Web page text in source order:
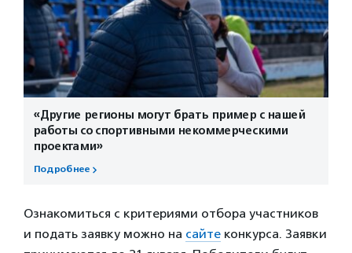
«Другие регионы могут брать пример с нашей
работы со спортивными некоммерческими
проектами»
Подробнее
Ознакомиться с критериями отбора участников
и подать заявку можно на сайте конкурса. Заявки